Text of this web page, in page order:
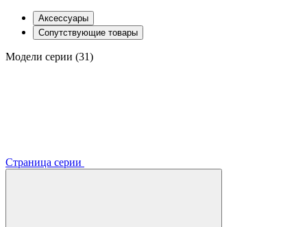
Аксессуары
Сопутствующие товары
Модели серии (31)
Страница серии